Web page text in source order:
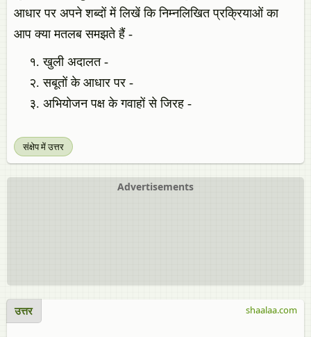
आधार पर अपने शब्दों में लिखें कि निम्नलिखित प्रक्रियाओं का
आप क्या मतलब समझते हैं -
खुली अदालत -
सबूतों के आधार पर -
अभियोजन पक्ष के गवाहों से जिरह -
संक्षेप में उत्तर
Advertisements
उत्तर shaalaa.com